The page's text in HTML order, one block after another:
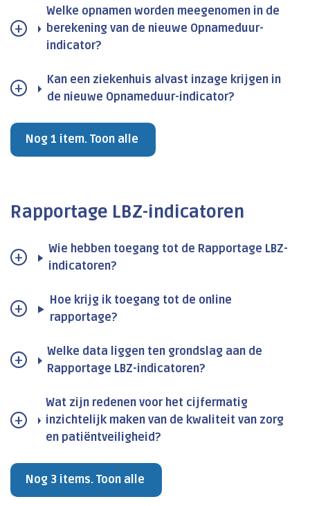
Welke opnamen worden meegenomen in de
berekening van de nieuwe Opnameduur-
indicator?
Kan een ziekenhuis alvast inzage krijgen in
de nieuwe Opnameduur-indicator?
Nog 1 item. Toon alle
Rapportage LBZ-indicatoren
Wie hebben toegang tot de Rapportage LBZ-
indicatoren?
Hoe krijg ik toegang tot de online
rapportage?
Welke data liggen ten grondslag aan de
Rapportage LBZ-indicatoren?
Wat zijn redenen voor het cijfermatig
inzichtelijk maken van de kwaliteit van zorg
en patiëntveiligheid?
Nog 3 items. Toon alle